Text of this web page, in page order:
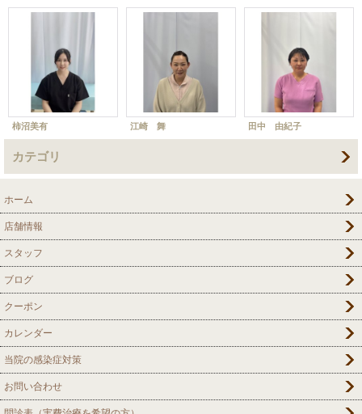
柿沼美有 江崎 舞 田中 由紀子
カテゴリ
ホーム
店舗情報
スタッフ
ブログ
クーポン
カレンダー
当院の感染症対策
お問い合わせ